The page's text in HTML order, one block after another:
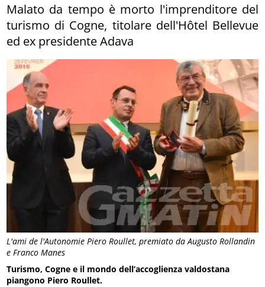
L'ami de l'Autonomie Piero Roullet, premiato da Augusto Rollandin
e Franco Manes
Malato da tempo è morto l'imprenditore del
turismo di Cogne, titolare dell'Hôtel Bellevue
ed ex presidente Adava
Turismo, Cogne e il mondo dell’accoglienza valdostana
piangono Piero Roullet.